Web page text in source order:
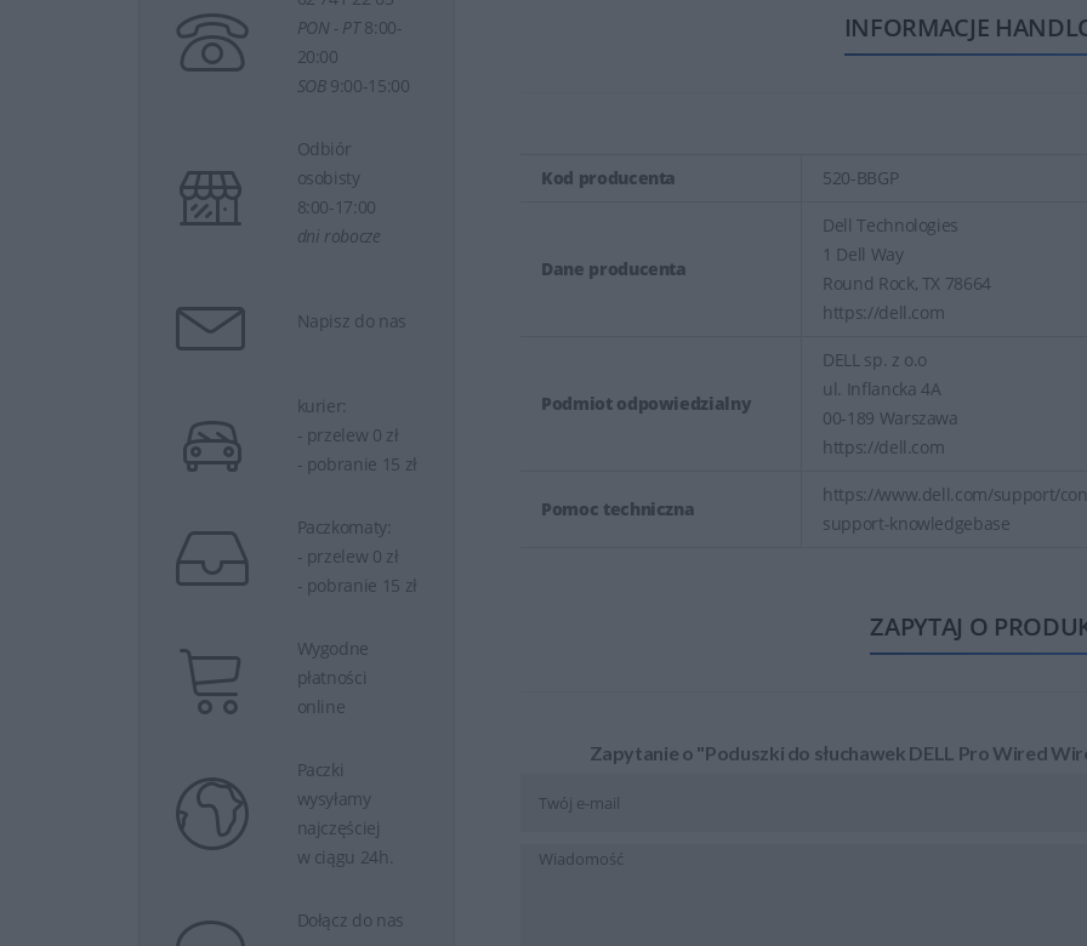
PON - PT8:00-
20:00
SOB9:00-15:00
Odbiór
osobisty
8:00-17:00
dni robocze
Napisz do nas
kurier:
- przelew 0 zł
- pobranie 15 zł
Paczkomaty:
- przelew 0 zł
- pobranie 15 zł
Wygodne
płatności
online
Paczki
wysyłamy
najczęściej
w ciągu 24h.
Dołącz do nas
INFORMACJE
Kod producenta 520-BBGP
Dane producenta
Dell Technologies
1 Dell Way
Round Rock, TX 78664
https://dell.com
Podmiot odpowiedzialny
DELL sp. z o.o
ul. Inflancka 4A
00-189 Warszawa
https://dell.com
Pomoc techniczna
https://www.dell.com/support/
support-knowledgebase
ZAPYTAJ O
Zapytanie o "Poduszki do słuchawek DELL Pro Wired